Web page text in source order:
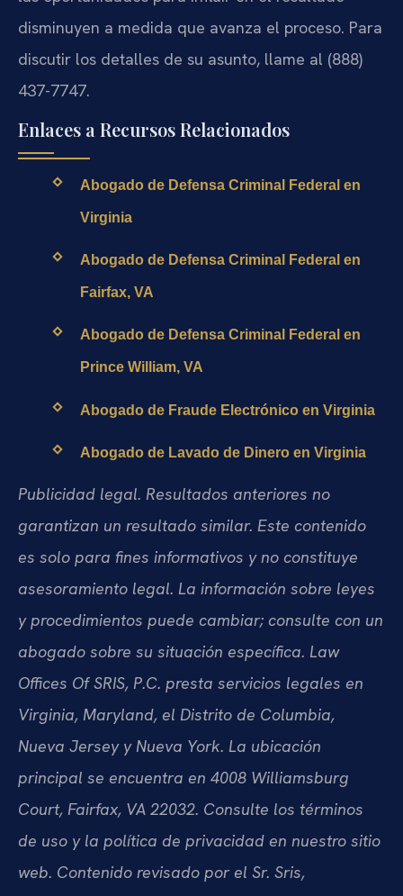
disminuyen a medida que avanza el proceso. Para
discutir los detalles de su asunto, llame al (888)
437-7747.
Enlaces a Recursos Relacionados
Abogado de Defensa Criminal Federal en
Virginia
Abogado de Defensa Criminal Federal en
Fairfax, VA
Abogado de Defensa Criminal Federal en
Prince William, VA
Abogado de Fraude Electrónico en Virginia
Abogado de Lavado de Dinero en Virginia
Publicidad legal. Resultados anteriores no
garantizan un resultado similar. Este contenido
es solo para fines informativos y no constituye
asesoramiento legal. La información sobre leyes
y procedimientos puede cambiar; consulte con un
abogado sobre su situación específica. Law
Offices Of SRIS, P.C. presta servicios legales en
Virginia, Maryland, el Distrito de Columbia,
Nueva Jersey y Nueva York. La ubicación
principal se encuentra en 4008 Williamsburg
Court, Fairfax, VA 22032. Consulte los términos
de uso y la política de privacidad en nuestro sitio
web. Contenido revisado por el Sr. Sris,